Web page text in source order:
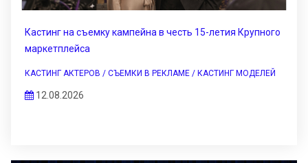
Кастинг на съемку кампейна в честь 15-летия Крупного
маркетплейса
КАСТИНГ АКТЕРОВ / СЪЕМКИ В РЕКЛАМЕ / КАСТИНГ МОДЕЛЕЙ
12.08.2026